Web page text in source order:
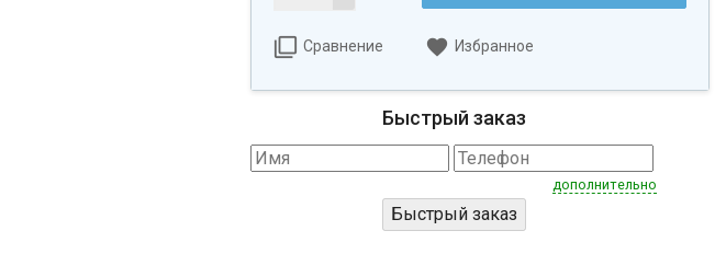
Сравнение Избранное
Быстрый заказ
дополнительно